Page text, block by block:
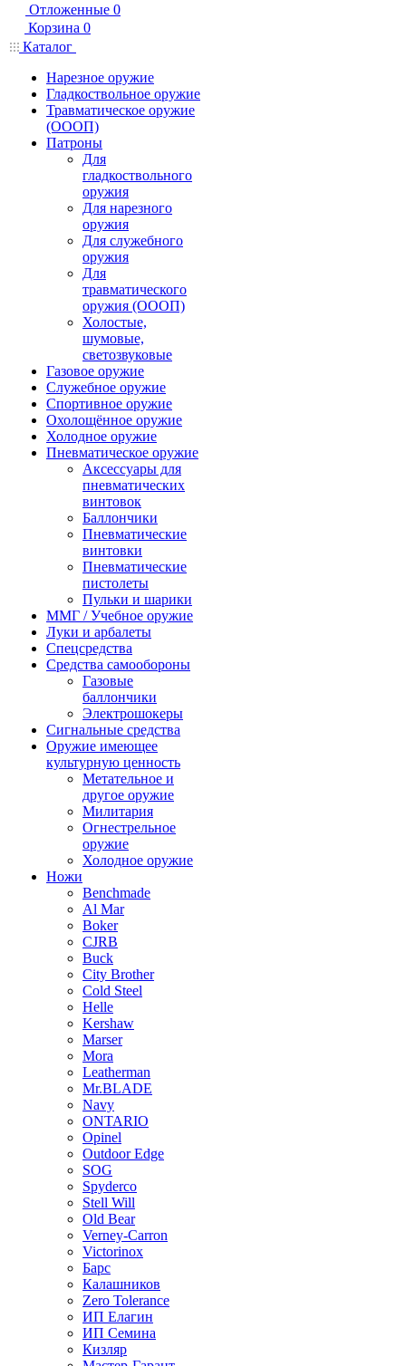
Отложенные 0
Корзина 0
Каталог
Нарезное оружие
Гладкоствольное оружие
Травматическое оружие
(ОООП)
Патроны
Для
гладкоствольного
оружия
Для нарезного
оружия
Для служебного
оружия
Для
травматического
оружия (ОООП)
Холостые,
шумовые,
светозвуковые
Газовое оружие
Служебное оружие
Спортивное оружие
Охолощённое оружие
Холодное оружие
Пневматическое оружие
Аксессуары для
пневматических
винтовок
Баллончики
Пневматические
винтовки
Пневматические
пистолеты
Пульки и шарики
ММГ / Учебное оружие
Луки и арбалеты
Спецсредства
Средства самообороны
Газовые
баллончики
Электрошокеры
Сигнальные средства
Оружие имеющее
культурную ценность
Метательное и
другое оружие
Милитария
Огнестрельное
оружие
Холодное оружие
Ножи
Benchmade
Al Mar
Boker
CJRB
Buck
City Brother
Cold Steel
Helle
Kershaw
Marser
Mora
Leatherman
Mr.BLADE
Navy
ONTARIO
Opinel
Outdoor Edge
SOG
Spyderco
Stell Will
Old Bear
Verney-Carron
Victorinox
Барс
Калашников
Zero Tolerance
ИП Елагин
ИП Семина
Кизляр